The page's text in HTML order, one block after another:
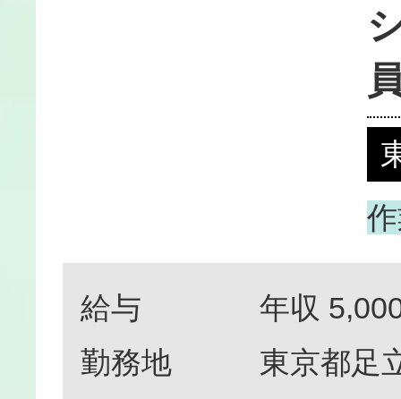
給与
年収
勤務地
東京都足